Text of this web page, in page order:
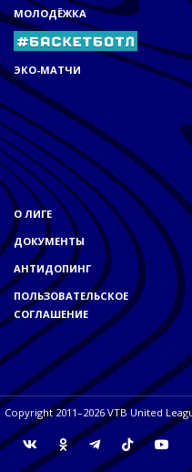
МОЛОДЁЖКА
ЭКО-МАТЧИ
О ЛИГЕ
ДОКУМЕНТЫ
АНТИДОПИНГ
ПОЛЬЗОВАТЕЛЬСКОЕ
СОГЛАШЕНИЕ
Copyright 2011–2026 VTB United